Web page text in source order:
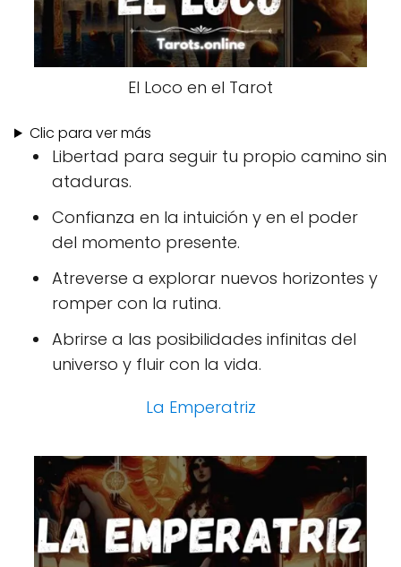
El Loco en el Tarot
Clic para ver más
Libertad para seguir tu propio camino sin
ataduras.
Confianza en la intuición y en el poder
del momento presente.
Atreverse a explorar nuevos horizontes y
romper con la rutina.
Abrirse a las posibilidades infinitas del
universo y fluir con la vida.
La Emperatriz